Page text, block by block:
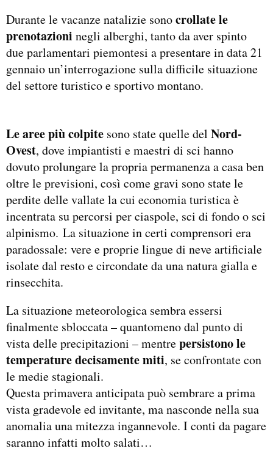
Durante le vacanze natalizie sonocrollate le
prenotazioni negli alberghi, tanto da aver spinto
due parlamentari piemontesi a presentare in data 21
gennaio un’interrogazione sulla difficile situazione
del settore turistico e sportivo montano.
Le aree più colpite sono state quelle del Nord-
Ovest, dove impiantisti e maestri di sci hanno
dovuto prolungare la propria permanenza a casa ben
oltre le previsioni, così come gravi sono state le
perdite delle vallate la cui economia turistica è
incentrata su percorsi per ciaspole, sci di fondo o sci
alpinismo. La situazione in certi comprensori era
paradossale: vere e proprie lingue di neve artificiale
isolate dal resto e circondate da una natura gialla e
rinsecchita.
La situazione meteorologica sembra essersi
finalmente sbloccata – quantomeno dal punto di
vista delle precipitazioni – mentrepersistono le
temperature decisamente miti, se confrontate con
le medie stagionali.
Questa primavera anticipata può sembrare a prima
vista gradevole ed invitante, ma nasconde nella sua
anomalia una mitezza ingannevole. I conti da pagare
saranno infatti molto salati…